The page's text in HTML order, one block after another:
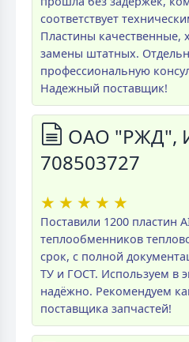
соответствует
Пластины качественные,
замены штатных.
профессиональную
Надежный поставщик!
ОАО "РЖД",
708503727
★ ★ ★ ★ ★
Поставили 1200 пластин
теплообменников
срок, с полной
ТУ и ГОСТ. Используем в
надёжно. Рекомендуем
поставщика запчастей!